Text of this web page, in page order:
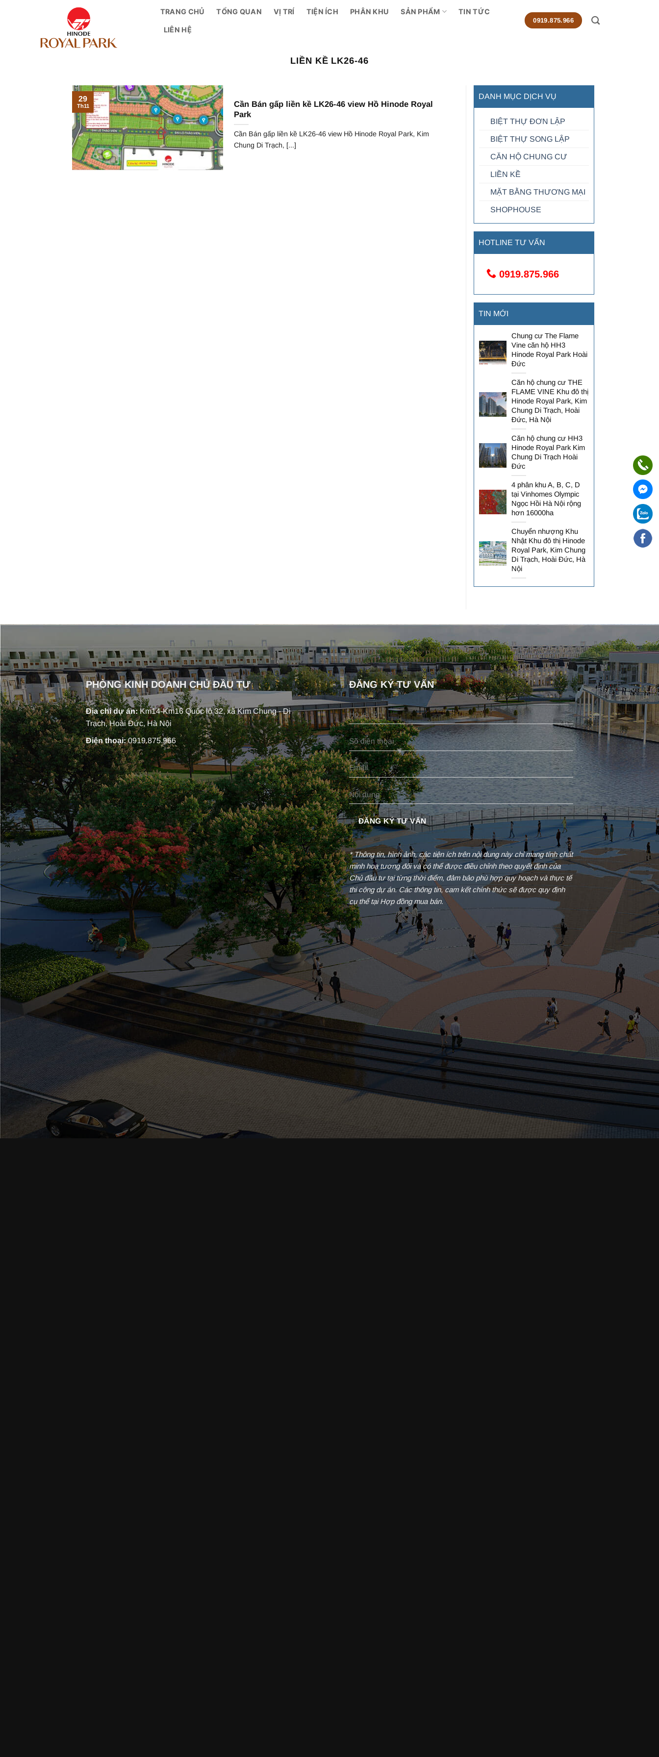
TRANG CHỦ TỔNG QUAN VỊ TRÍ TIỆN ÍCH PHÂN KHU SẢN PHẨM TIN TỨC
LIÊN HỆ
0919.875.966
LIỀN KỀ LK26-46
Cần Bán gấp liền kề LK26-46 view Hồ Hinode Royal
Park
Cần Bán gấp liền kề LK26-46 view Hồ Hinode Royal Park, Kim
Chung Di Trạch, [...]
29
Th11
DANH MỤC DỊCH VỤ
BIỆT THỰ ĐƠN LẬP
BIỆT THỰ SONG LẬP
CĂN HỘ CHUNG CƯ
LIỀN KỀ
MẶT BẰNG THƯƠNG MẠI
SHOPHOUSE
HOTLINE TƯ VẤN
0919.875.966
TIN MỚI
Chung cư The Flame
Vine căn hộ HH3
Hinode Royal Park Hoài
Đức
Căn hộ chung cư THE
FLAME VINE Khu đô thị
Hinode Royal Park, Kim
Chung Di Trạch, Hoài
Đức, Hà Nội
Căn hộ chung cư HH3
Hinode Royal Park Kim
Chung Di Trạch Hoài
Đức
4 phân khu A, B, C, D
tại Vinhomes Olympic
Ngọc Hồi Hà Nội rộng
hơn 16000ha
Chuyển nhượng Khu
Nhật Khu đô thị Hinode
Royal Park, Kim Chung
Di Trạch, Hoài Đức, Hà
Nội
PHÒNG KINH DOANH CHỦ ĐẦU TƯ
Địa chỉ dự án:Km14-Km16 Quốc lộ 32, xã Kim Chung - Di
Trạch, Hoài Đức, Hà Nội
Điện thoại:0919.875.966
ĐĂNG KÝ TƯ VẤN
* Thông tin, hình ảnh, các tiện ích trên nội dung này chỉ mang tính chất
minh hoạ tương đối và có thể được điều chỉnh theo quyết định của
Chủ đầu tư tại từng thời điểm, đảm bảo phù hợp quy hoạch và thực tế
thi công dự án. Các thông tin, cam kết chính thức sẽ được quy định
cụ thể tại Hợp đồng mua bán.